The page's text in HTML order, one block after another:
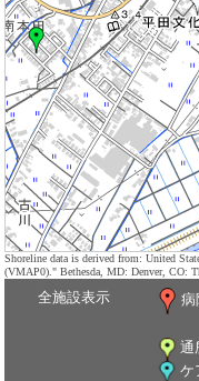
Shoreline data is derived from: United
(VMAP0)." Bethesda, MD: Denver, CO:
全施設表示 病
通
ケ